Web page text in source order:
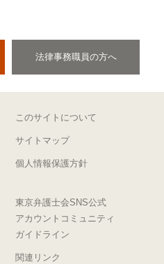
法律事務職員の方へ
このサイトについて
サイトマップ
個人情報保護方針
東京弁護士会SNS公式
アカウントコミュニティ
ガイドライン
関連リンク